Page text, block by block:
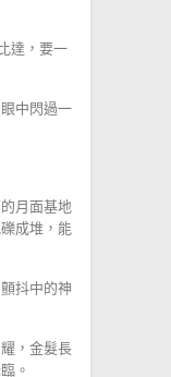
達，要一
中閃過一
月面基地
成堆，能
抖中的神
，金髮長
。